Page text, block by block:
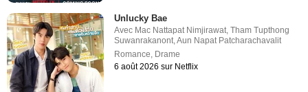
Unlucky Bae
Avec Mac Nattapat Nimjirawat ,Tham Tupthong
Suwanrakanont ,Aun Napat Patcharachavalit
Romance Drame
6 août 2026 sur Netflix